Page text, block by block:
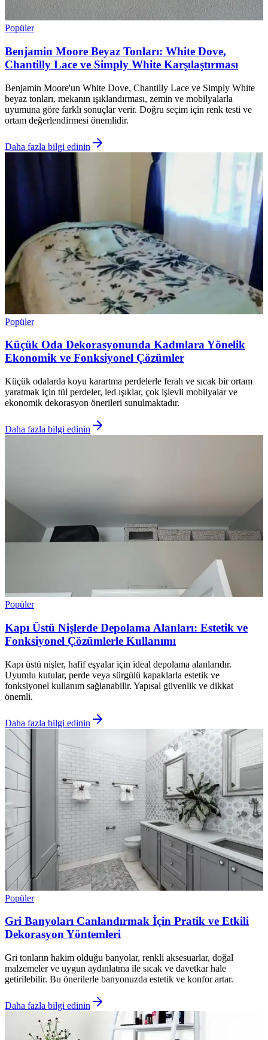
Popüler
Benjamin Moore Beyaz Tonları: White Dove,
Chantilly Lace ve Simply White Karşılaştırması
Benjamin Moore'un White Dove, Chantilly Lace ve Simply White
beyaz tonları, mekanın ışıklandırması, zemin ve mobilyalarla
uyumuna göre farklı sonuçlar verir. Doğru seçim için renk testi ve
ortam değerlendirmesi önemlidir.
Daha fazla bilgi edinin
Popüler
Küçük Oda Dekorasyonunda Kadınlara Yönelik
Ekonomik ve Fonksiyonel Çözümler
Küçük odalarda koyu karartma perdelerle ferah ve sıcak bir ortam
yaratmak için tül perdeler, led ışıklar, çok işlevli mobilyalar ve
ekonomik dekorasyon önerileri sunulmaktadır.
Daha fazla bilgi edinin
Popüler
Kapı Üstü Nişlerde Depolama Alanları: Estetik ve
Fonksiyonel Çözümlerle Kullanımı
Kapı üstü nişler, hafif eşyalar için ideal depolama alanlarıdır.
Uyumlu kutular, perde veya sürgülü kapaklarla estetik ve
fonksiyonel kullanım sağlanabilir. Yapısal güvenlik ve dikkat
önemli.
Daha fazla bilgi edinin
Popüler
Gri Banyoları Canlandırmak İçin Pratik ve Etkili
Dekorasyon Yöntemleri
Gri tonların hakim olduğu banyolar, renkli aksesuarlar, doğal
malzemeler ve uygun aydınlatma ile sıcak ve davetkar hale
getirilebilir. Bu önerilerle banyonuzda estetik ve konfor artar.
Daha fazla bilgi edinin